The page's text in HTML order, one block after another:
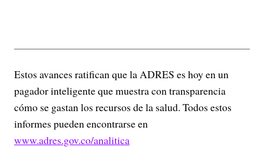
Estos avances ratifican que la ADRES es hoy en un
pagador inteligente que muestra con transparencia
cómo se gastan los recursos de la salud. Todos estos
informes pueden encontrarse en
www.adres.gov.co/analitica